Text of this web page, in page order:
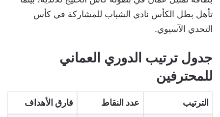
تأهل بطل الكأس نادي الشباب للمشاركة في كأس
التحدي الآسيوي.
جدول ترتيب الدوري العماني
للمحترفين
الترتيب عدد النقاط فارق الأهداف